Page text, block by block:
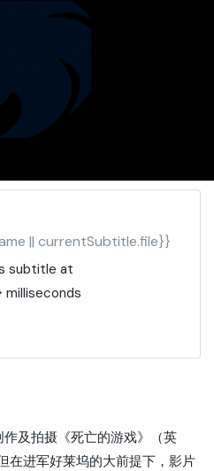
|| currentSubtitle.file}}
subtitle at
milliseconds
及拍摄《死亡的游戏》（英
在进军好莱坞的大前提下，影片